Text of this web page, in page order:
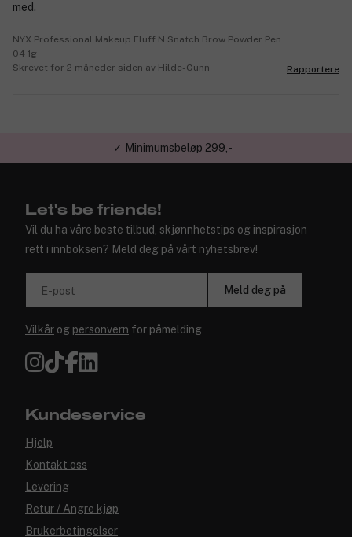
med.
NYX Professional Makeup Fluff N Snatch Brow Powder Pen
04 1g
Skrevet for 2 måneder siden av Hilde-Gunn
Rapportere
✓ Minimumsbeløp 299,-
Let's be friends!
Vil du ha våre beste tilbud, skjønnhetstips og inspirasjon
rett i innboksen? Meld deg på vårt nyhetsbrev!
E-post Meld deg på
Vilkår og personvern for påmelding
Kundeservice
Hjelp
Kontakt oss
Levering
Retur / Angre kjøp
Brukerbetingelser